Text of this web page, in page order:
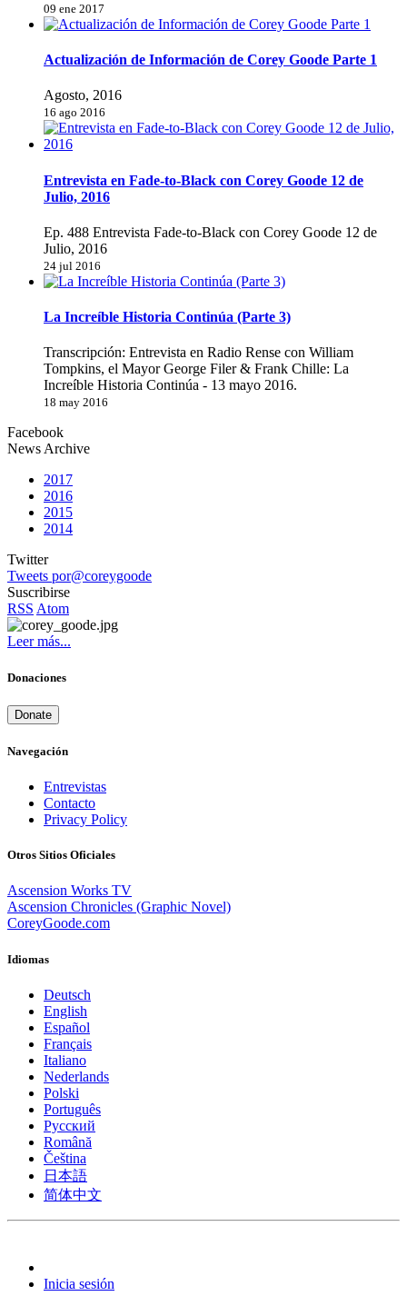
09 ene 2017
Actualización de Información de Corey Goode Parte 1
Agosto, 2016
16 ago 2016
Entrevista en Fade-to-Black con Corey Goode 12 de
Julio, 2016
Ep. 488 Entrevista Fade-to-Black con Corey Goode 12 de
Julio, 2016
24 jul 2016
La Increíble Historia Continúa (Parte 3)
Transcripción: Entrevista en Radio Rense con William
Tompkins, el Mayor George Filer & Frank Chille: La
Increíble Historia Continúa - 13 mayo 2016.
18 may 2016
Facebook
News Archive
2017
2016
2015
2014
Twitter
Tweets por@coreygoode
Suscribirse
RSS Atom
Leer más...
Donaciones
Donate
Navegación
Entrevistas
Contacto
Privacy Policy
Otros Sitios Oficiales
Ascension Works TV
Ascension Chronicles (Graphic Novel)
CoreyGoode.com
Idiomas
Deutsch
English
Español
Français
Italiano
Nederlands
Polski
Português
Pусский
Română
Čeština
日本語
简体中文
Inicia sesión